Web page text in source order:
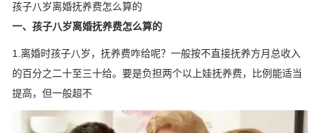
孩子八岁离婚抚养费怎么算的
一、孩子八岁离婚抚养费怎么算的
1.离婚时孩子八岁，抚养费咋给呢？一般按不直接抚养方月总收入
的百分之二十至三十给。要是负担两个以上娃抚养费，比例能适当
提高，但一般超不